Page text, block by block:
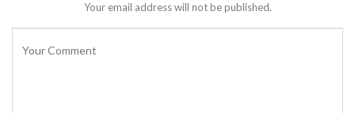
Your email address will not be published.